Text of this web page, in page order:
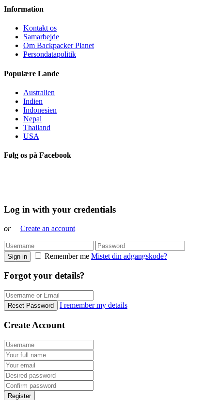
Information
Kontakt os
Samarbejde
Om Backpacker Planet
Persondatapolitik
Populære Lande
Australien
Indien
Indonesien
Nepal
Thailand
USA
Følg os på Facebook
Log in with your credentials
or Create an account
Sign in Remember me Mistet din adgangskode?
Forgot your details?
Reset Password I remember my details
Create Account
Register